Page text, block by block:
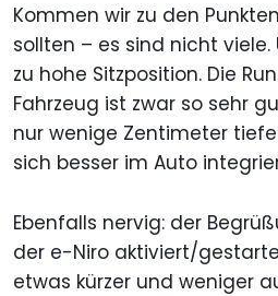
Kommen wir zu den
sollten – es sind nicht
zu hohe Sitzposition. Die
Fahrzeug ist zwar so sehr
nur wenige Zentimeter
sich besser im Auto
Ebenfalls nervig: der
der e-Niro aktiviert/
etwas kürzer und weniger